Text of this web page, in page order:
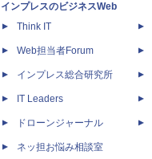
インプレスのビジネスWeb
Think IT
Web担当者Forum
インプレス総合研究所
IT Leaders
ドローンジャーナル
ネッ担お悩み相談室